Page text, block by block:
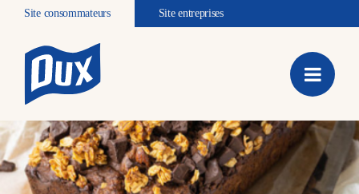
Site consommateurs Site entreprises